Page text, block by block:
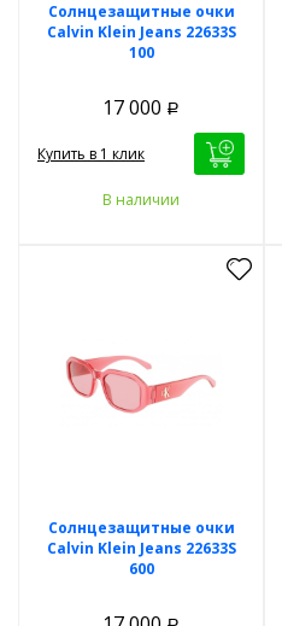
Солнцезащитные очки
Calvin Klein Jeans 22633S
100
17 000 Р
Купить в 1 клик
В наличии
Солнцезащитные очки
Calvin Klein Jeans 22633S
600